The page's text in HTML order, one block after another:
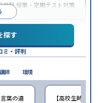
受験 授業・定期テスト対策
業の振替可能学習にPC・タ
のみの受講可
アンケート調査方法を参照
探す
ミ・評判
葉の違
【高校生時の通
講師 環境